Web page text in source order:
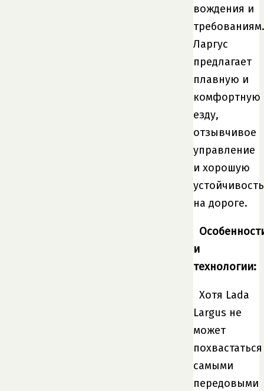
вождения и
требованиям.
Ларгус
предлагает
плавную и
комфортную
езду,
отзывчивое
управление
и хорошую
устойчивость
на дороге.
и
технологии:
Хотя Lada
Largus не
может
похвастаться
самыми
передовыми